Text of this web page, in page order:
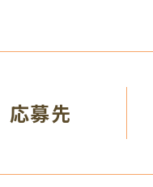
応募先